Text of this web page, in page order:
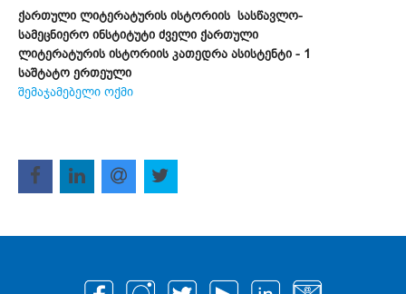
ქართული ლიტერატურის ისტორიის სასწავლო-
სამეცნიერო ინსტიტუტი ძველი ქართული
ლიტერატურის ისტორიის კათედრა ასისტენტი - 1
საშტატო ერთეული
შემაჯამებელი ოქმი